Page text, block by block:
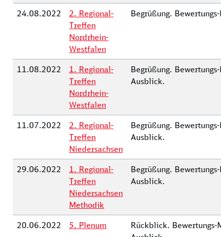
24.08.2022
2. Regional-
Treffen
Nordrhein-
Westfalen
Begrüßung.
11.08.2022
1. Regional-
Treffen
Nordrhein-
Westfalen
Begrüßung.
Ausblick.
11.07.2022
2. Regional-
Treffen
Niedersachsen
Begrüßung.
Ausblick.
29.06.2022
1. Regional-
Treffen
Niedersachsen
Methodik
Begrüßung.
Ausblick.
20.06.2022 5. Plenum
Rückblick.